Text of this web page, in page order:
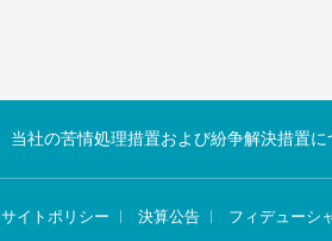
当社の苦情処理措置および紛争解決措置に
サイトポリシー 決算公告 フィデューシ